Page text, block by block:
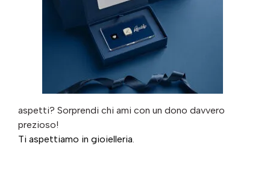
aspetti? Sorprendi chi ami con un dono davvero
prezioso!
Ti aspettiamo in gioielleria.